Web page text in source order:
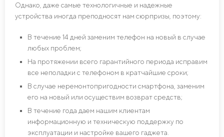
Однако, даже самые технологичные и надежные
устройства иногда преподносят нам сюрпризы, поэтому:
В течение 14 дней заменим телефон на новый в случае
любых проблем;
На протяжении всего гарантийного периода исправим
все неполадки с телефоном в кратчайшие сроки;
В случае неремонтопригодности смартфона, заменим
его на новый или осуществим возврат средств;
В течение года даем нашим клиентам
информационную и техническую поддержку по
эксплуатации и настройке вашего гаджета.